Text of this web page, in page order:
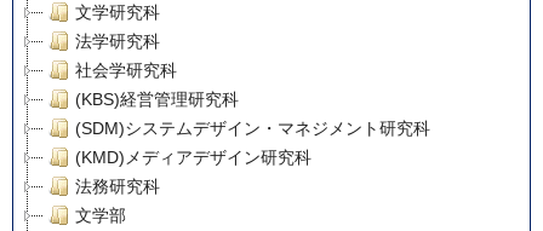
文学研究科
法学研究科
社会学研究科
(KBS)経営管理研究科
(SDM)システムデザイン・マネジメント研究科
(KMD)メディアデザイン研究科
法務研究科
文学部